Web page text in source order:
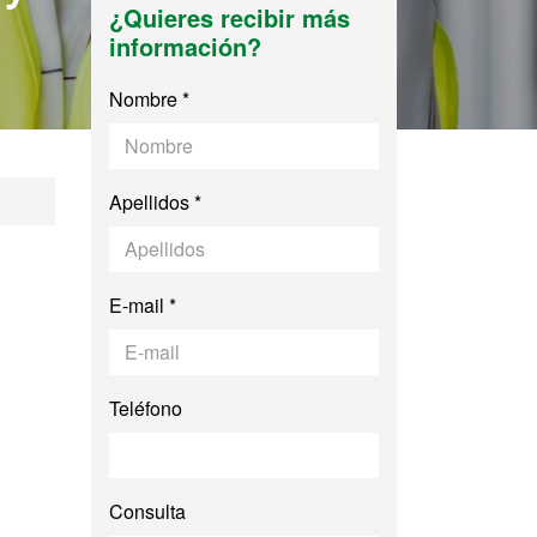
¿Quieres recibir más
información?
Nombre *
Apellidos *
E-mail *
Teléfono
Consulta